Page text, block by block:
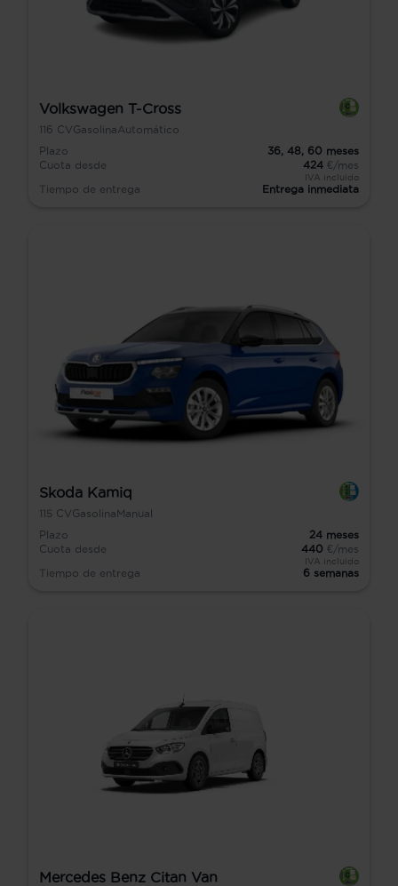
Volkswagen T-Cross
116 CVGasolinaAutomático
Plazo
36, 48, 60 meses
Cuota desde
424 €/mes
IVA incluido
Tiempo de entrega Entrega inmediata
Skoda Kamiq
115 CVGasolina Manual
Plazo
24 meses
Cuota desde
440 €/mes
IVA incluido
Tiempo de entrega 6 semanas
Mercedes Benz Citan Van